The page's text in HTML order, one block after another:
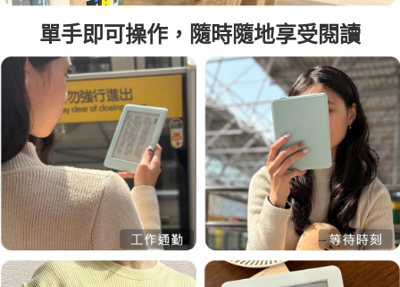
單手即可操作，隨時隨地享受閱讀